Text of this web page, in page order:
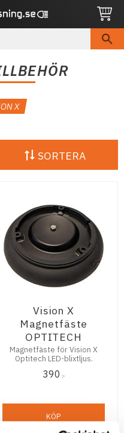
X
SORTERA
Vision X
Magnetfäste
OPTITECH
Magnetfäste för Vision X
Optitech LED-blixtljus.
390 :-
KÖP